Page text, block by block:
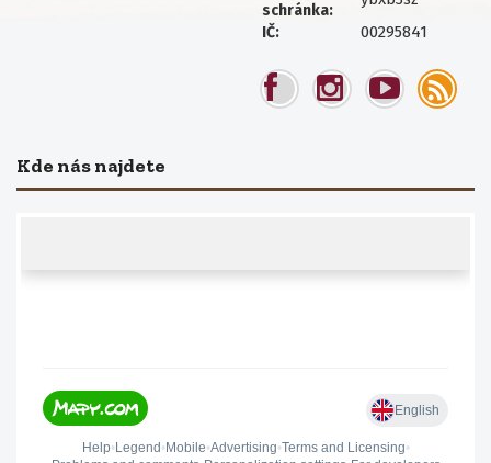
schránka:
IČ: 00295841
Kde nás najdete